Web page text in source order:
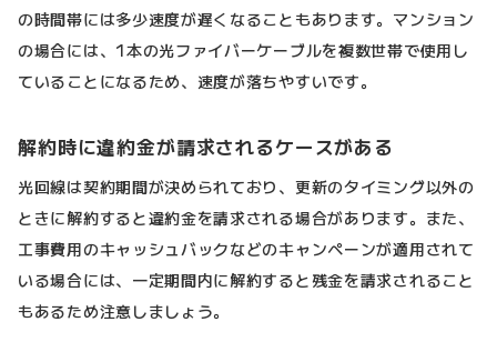
の時間帯には多少速度が遅くなることもあります。マンション
の場合には、1本の光ファイバーケーブルを複数世帯で使用し
ていることになるため、速度が落ちやすいです。
解約時に違約金が請求されるケースがある
光回線は契約期間が決められており、更新のタイミング以外の
ときに解約すると違約金を請求される場合があります。また、
工事費用のキャッシュバックなどのキャンペーンが適用されて
いる場合には、一定期間内に解約すると残金を請求されること
もあるため注意しましょう。